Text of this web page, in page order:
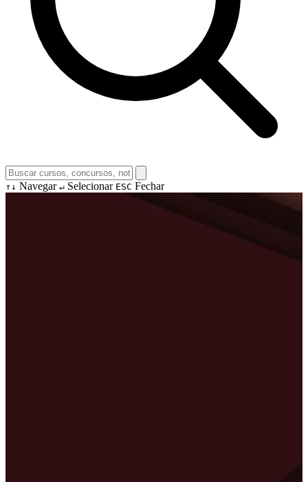
↑↓ Navegar ↵ Selecionar ESC Fechar